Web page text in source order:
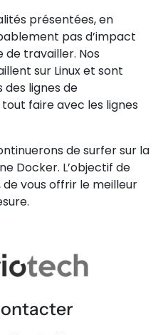
présentées, en
pas d’impact
travailler. Nos
sur Linux et sont
lignes de
faire avec les lignes
de surfer sur la
Docker. L’objectif de
vous offrir le meilleur